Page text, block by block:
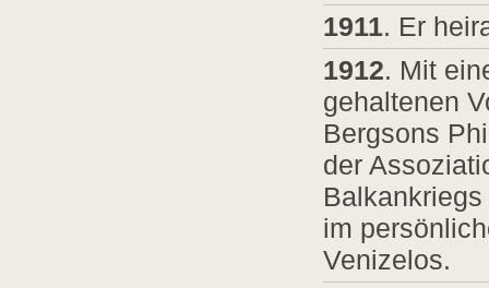
1911. Er
1912. Mit
gehaltenen
Bergsons
der
im
Venizelos.